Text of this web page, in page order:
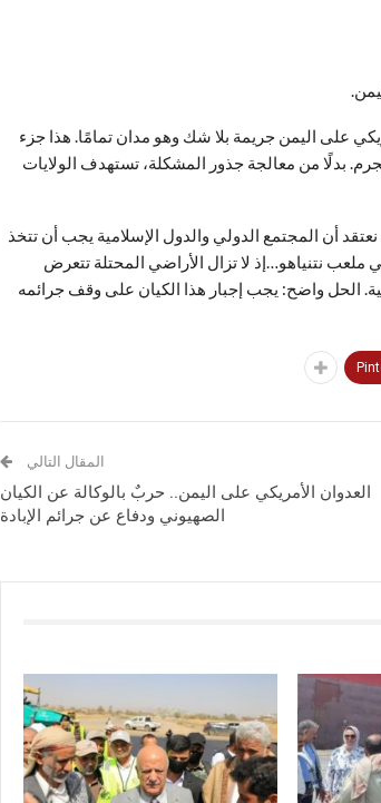
على اليمن جريمة بلا شك وهو مدان تمامًا. هذا جزء
بدلًا من معالجة جذور المشكلة، تستهدف الولايات
أن المجتمع الدولي والدول الإسلامية يجب أن تتخذ
ملعب نتنياهو…إذ لا تزال الأراضي المحتلة تتعرض
الحل واضح: يجب إجبار هذا الكيان على وقف جرائمه
المقال التالي
العدوان الأمريكي على اليمن.. حربٌ بالوكالة عن الكيان
الصهيوني ودفاع عن جرائم الإبادة